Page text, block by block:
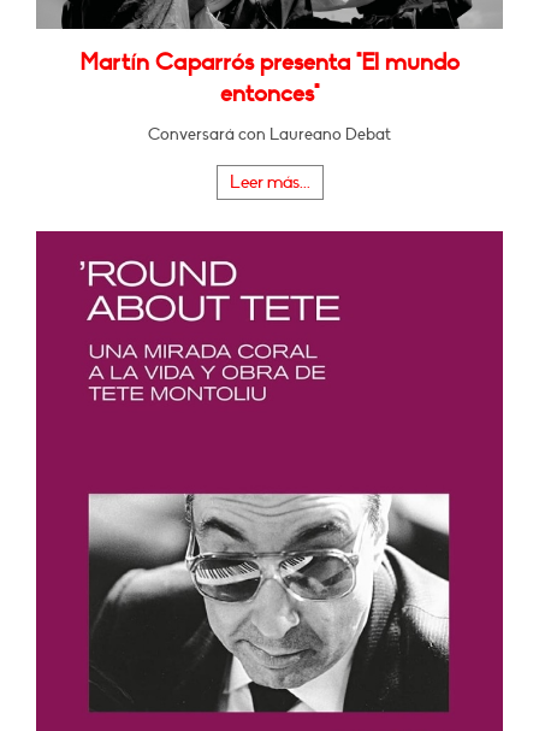
Martín Caparrós presenta "El mundo
entonces"
Conversará con Laureano Debat
Leer más...